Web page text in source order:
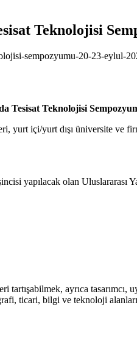
Teknolojisi
Tesisat Teknolojisi
yurt içi/yurt dışı üniversite
yapılacak olan Uluslararası
tartışabilmek, ayrıca
ticari, bilgi ve teknoloji